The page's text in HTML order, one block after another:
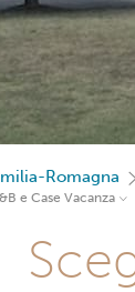
Romagna
e Case Vacanza